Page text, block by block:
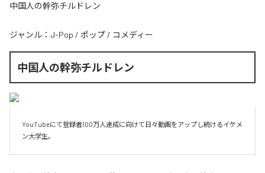
中国人の幹弥チルドレン
ジャンル： J-Pop / ポップ / コメディー
中国人の幹弥チルドレン
YouTubeにて登録者100万人達成に向けて日々動画をアップし続けるイケメ
ン大学生。